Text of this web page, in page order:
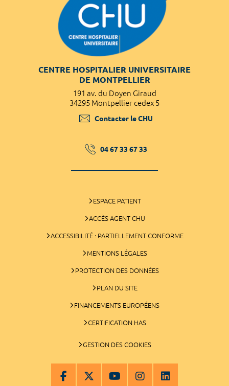
CENTRE HOSPITALIER UNIVERSITAIRE
DE MONTPELLIER
191 av. du Doyen Giraud
34295 Montpellier cedex 5
Contacter le CHU
04 67 33 67 33
ESPACE PATIENT
ACCÈS AGENT CHU
ACCESSIBILITÉ : PARTIELLEMENT CONFORME
MENTIONS LÉGALES
PROTECTION DES DONNÉES
PLAN DU SITE
FINANCEMENTS EUROPÉENS
CERTIFICATION HAS
GESTION DES COOKIES